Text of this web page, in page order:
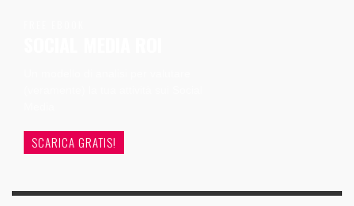
SCARICA GRATIS!